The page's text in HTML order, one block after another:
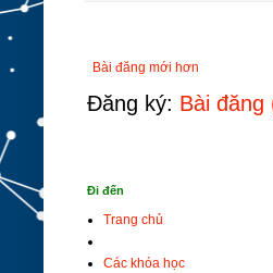
Bài đăng mới hơn
Đăng ký: Bài đăng
Đi đến
Trang chủ
Các khóa học